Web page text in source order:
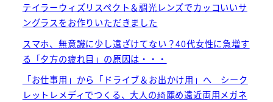
テイラーウィズリスペクト＆調光レンズでカッコいいサ
ングラスをお作りいただきました
スマホ、無意識に少し遠ざけてない？40代女性に急増す
る「夕方の疲れ目」の原因は・・・
「お仕事用」から「ドライブ＆お出かけ用」へ シーク
レットレメディでつくる、大人の綺麗め遠近両用メガネ